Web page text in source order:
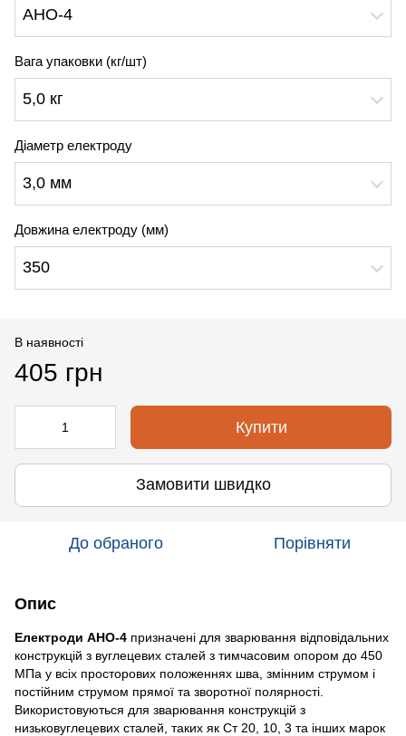
АНО-4
Вага упаковки (кг/шт)
5,0 кг
Діаметр електроду
3,0 мм
Довжина електроду (мм)
350
В наявності
405 грн
Купити
Замовити швидко
До обраного Порівняти
Опис
Електроди АНО-4 призначені для зварювання відповідальних
конструкцій з вуглецевих сталей з тимчасовим опором до 450
МПа у всіх просторових положеннях шва, змінним струмом і
постійним струмом прямої та зворотної полярності.
Використовуються для зварювання конструкцій з
низьковуглецевих сталей, таких як Ст 20, 10, 3 та інших марок